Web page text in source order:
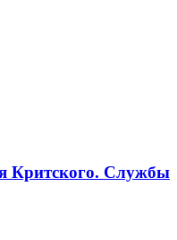
Критского. Службы